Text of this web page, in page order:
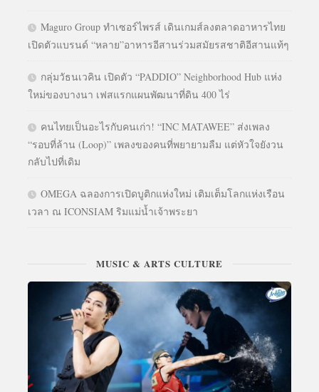
Maguro Group ทำเซอร์ไพรส์ เดินเกมส์ลงตลาดอาหารไทย
เปิดตัวแบรนด์ “หลาย”อาหารอีสานร่วมสมัยรสชาติอีสานแท้ๆ
กลุ่มวัธนเวคิน เปิดตัว “PADDIO” Neighborhood Hub แห่ง
ใหม่ของบางนา เฟสแรกแผนพัฒนาที่ดิน 400 ไร่
คนไทยเป็นอะไรกับคนเก่า! “INC MATAWEE” ส่งเพลง
“รอบที่ล้าน (Loop)” เพลงของคนที่พยายามลืม แต่หัวใจยังวน
กลับไปที่เดิม
OMEGA ฉลองการเปิดบูติกแห่งใหม่ เติมเต็มโลกแห่งเรือน
เวลา ณ ICONSIAM ริมแม่น้ำเจ้าพระยา
MUSIC & ARTS CULTURE